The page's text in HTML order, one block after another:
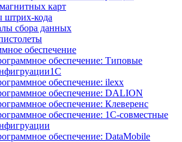
карт
штрих-кода
сбора данных
обеспечение
обеспечение: Типовые
обеспечение: ilexx
обеспечение: DALION
обеспечение: Клеверенс
обеспечение: 1С-совместные
обеспечение: DataMobile